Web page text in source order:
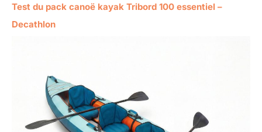
Test du pack canoë kayak Tribord 100 essentiel –
Decathlon